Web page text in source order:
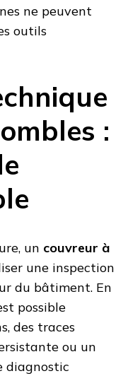
ne peuvent
outils
:
un couvreur à
une inspection
du bâtiment. En
possible
des traces
ou un
diagnostic